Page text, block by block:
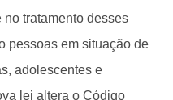
tratamento desses
pessoas em situação de
adolescentes e
lei altera o Código